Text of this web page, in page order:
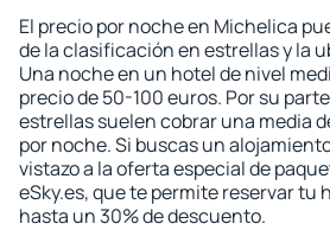
El precio por noche en Michelica
de la clasificación en estrellas y la
Una noche en un hotel de nivel
precio de 50-100 euros. Por su
estrellas suelen cobrar una media
por noche. Si buscas un
vistazo a la oferta especial de
eSky.es, que te permite reservar tu
hasta un 30% de descuento.